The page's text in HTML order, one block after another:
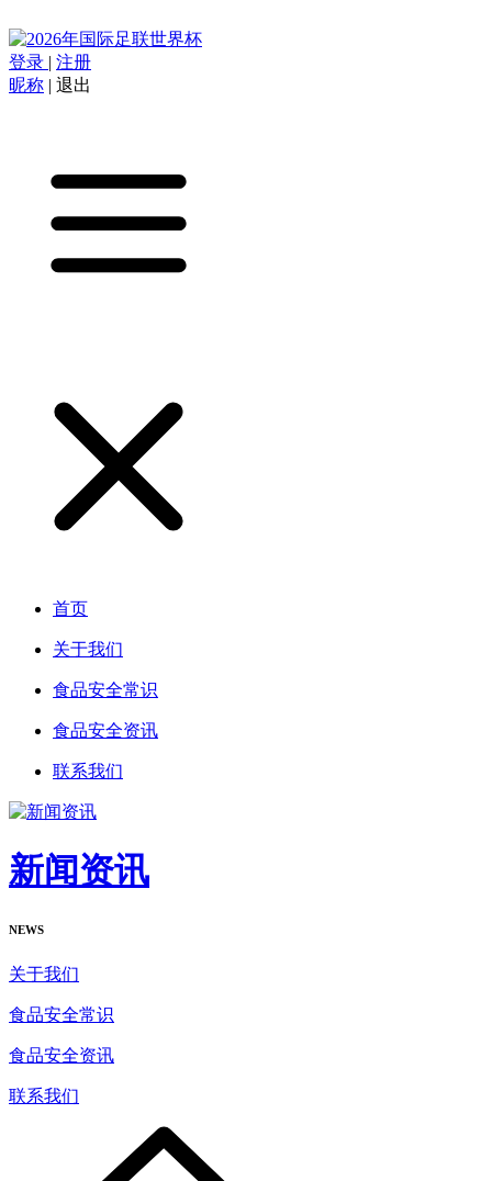
登录 | 注册
昵称 | 退出
首页
关于我们
食品安全常识
食品安全资讯
联系我们
新闻资讯
NEWS
关于我们
食品安全常识
食品安全资讯
联系我们